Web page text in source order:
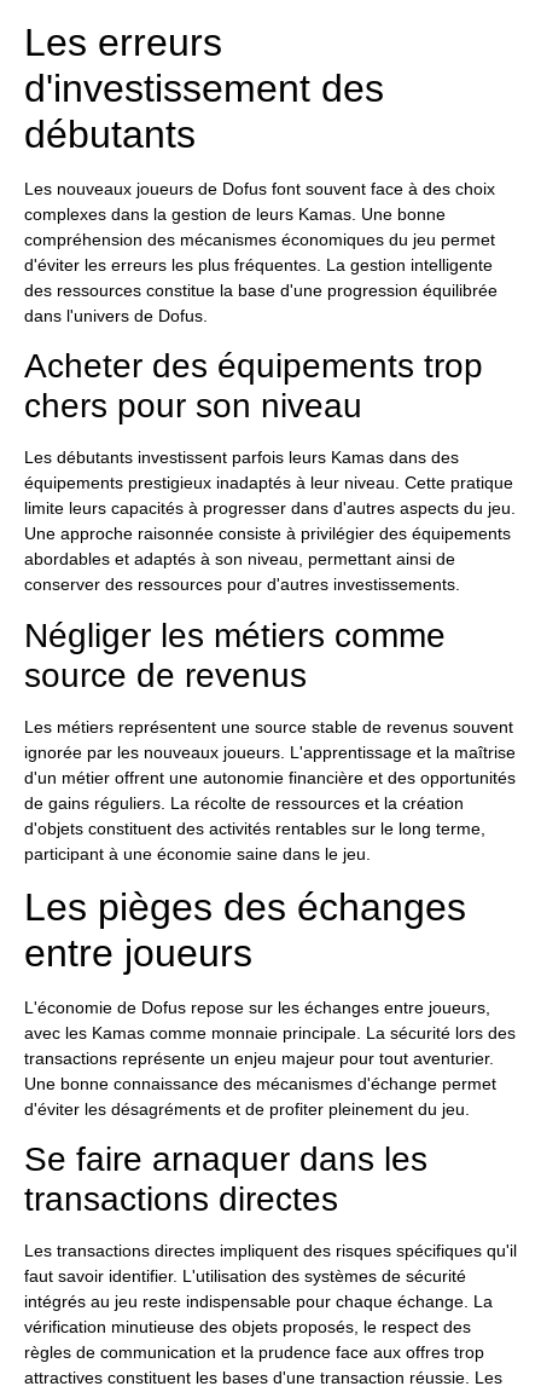
Les erreurs
d'investissement des
débutants
Les nouveaux joueurs de Dofus font souvent face à des choix
complexes dans la gestion de leurs Kamas. Une bonne
compréhension des mécanismes économiques du jeu permet
d'éviter les erreurs les plus fréquentes. La gestion intelligente
des ressources constitue la base d'une progression équilibrée
dans l'univers de Dofus.
Acheter des équipements trop
chers pour son niveau
Les débutants investissent parfois leurs Kamas dans des
équipements prestigieux inadaptés à leur niveau. Cette pratique
limite leurs capacités à progresser dans d'autres aspects du jeu.
Une approche raisonnée consiste à privilégier des équipements
abordables et adaptés à son niveau, permettant ainsi de
conserver des ressources pour d'autres investissements.
Négliger les métiers comme
source de revenus
Les métiers représentent une source stable de revenus souvent
ignorée par les nouveaux joueurs. L'apprentissage et la maîtrise
d'un métier offrent une autonomie financière et des opportunités
de gains réguliers. La récolte de ressources et la création
d'objets constituent des activités rentables sur le long terme,
participant à une économie saine dans le jeu.
Les pièges des échanges
entre joueurs
L'économie de Dofus repose sur les échanges entre joueurs,
avec les Kamas comme monnaie principale. La sécurité lors des
transactions représente un enjeu majeur pour tout aventurier.
Une bonne connaissance des mécanismes d'échange permet
d'éviter les désagréments et de profiter pleinement du jeu.
Se faire arnaquer dans les
transactions directes
Les transactions directes impliquent des risques spécifiques qu'il
faut savoir identifier. L'utilisation des systèmes de sécurité
intégrés au jeu reste indispensable pour chaque échange. La
vérification minutieuse des objets proposés, le respect des
règles de communication et la prudence face aux offres trop
attractives constituent les bases d'une transaction réussie. Les